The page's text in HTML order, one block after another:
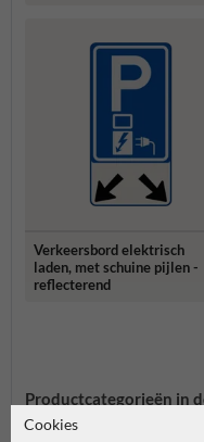
Verkeersbord elektrisch
laden, met schuine pijlen -
reflecterend
Productcategorieën in
Cookies